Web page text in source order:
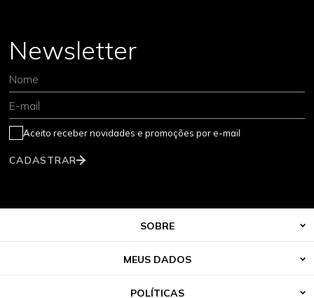
Newsletter
Nome
E-mail
CADASTRAR
Aceito receber novidades e promoções por e-mail
SOBRE
MEUS DADOS
POLÍTICAS